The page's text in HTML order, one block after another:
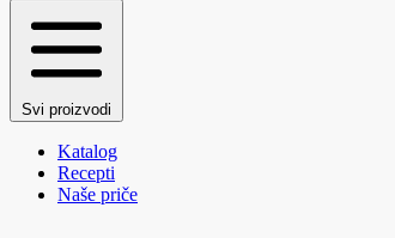
Svi proizvodi
Katalog
Recepti
Naše priče